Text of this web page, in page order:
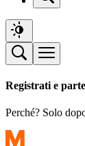
Registrati e
Perché? Solo